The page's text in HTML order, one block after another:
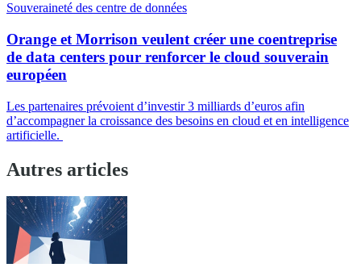
Souveraineté des centre de données
Orange et Morrison veulent créer une coentreprise
de data centers pour renforcer le cloud souverain
européen
Les partenaires prévoient d’investir 3 milliards d’euros afin
d’accompagner la croissance des besoins en cloud et en intelligence
artificielle.
Autres articles